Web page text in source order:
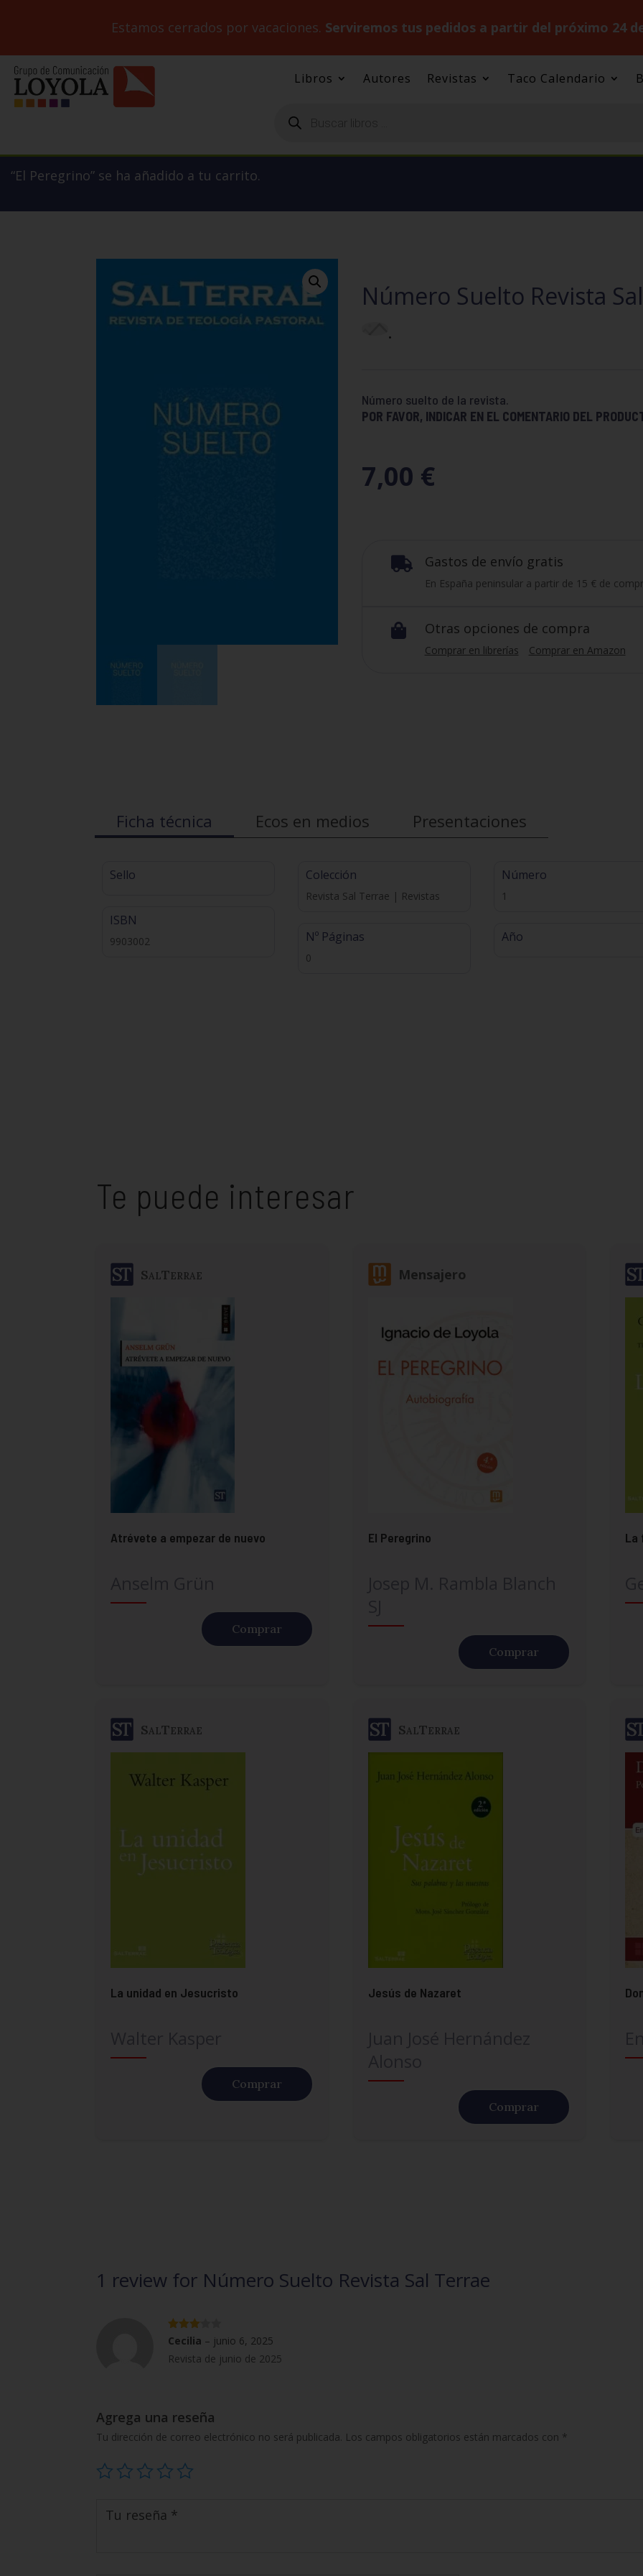
Estamos cerrados por vacaciones. Serviremos tus pedidos a partir del próximo 24
Libros Autores Revistas Taco Calendario
productos
“El Peregrino” se ha añadido a tu carrito.
Número Suelto Revista Sal
.
Número suelto de la revista.
POR FAVOR, INDICAR EN EL COMENTARIO DEL
7,00 €
 Gastos de envío gratis
En España peninsular a partir de 15 € de
 Otras opciones de compra
Comprar en librerías Comprar en Amazon
Ficha técnica Ecos en medios Presentaciones
Sello
ISBN
9903002
Colección
Revista Sal Terrae | Revistas
Nº Páginas
0
Número
1
Año
Te puede interesar
SalTerrae
Atrévete a empezar de nuevo
Comprar
Mensajero
El Peregrino
Comprar
La
SalTerrae
La unidad en Jesucristo
Comprar
SalTerrae
Jesús de Nazaret
Comprar
1 review for Número Suelto Revista Sal Terrae
Valorad
o con
3de 5
Cecilia – junio 6, 2025
Revista de junio de 2025
Agrega una reseña
Tu dirección de correo electrónico no será publicada. Los campos obligatorios están marcados con *